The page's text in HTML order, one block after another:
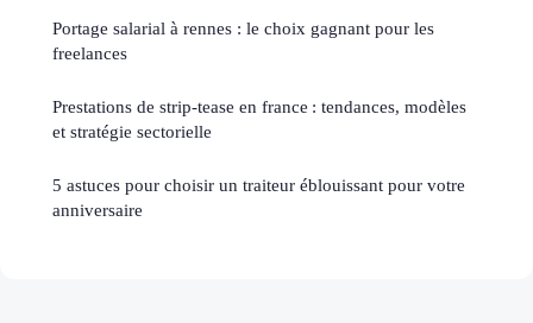
Portage salarial à rennes : le choix gagnant pour les
freelances
Prestations de strip-tease en france : tendances, modèles
et stratégie sectorielle
5 astuces pour choisir un traiteur éblouissant pour votre
anniversaire